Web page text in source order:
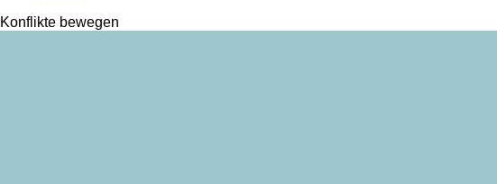
Konflikte bewegen